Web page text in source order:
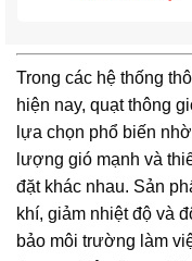
Trong các hệ thống
hiện nay, quạt thông
lựa chọn phổ biến
lượng gió mạnh và
đặt khác nhau. Sản
khí, giảm nhiệt độ và
bảo môi trường làm